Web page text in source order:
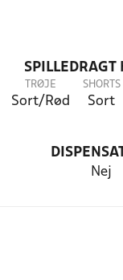
SPILLEDRAGT
TRØJE
Sort/Rød
SHORTS
Sort
Nej